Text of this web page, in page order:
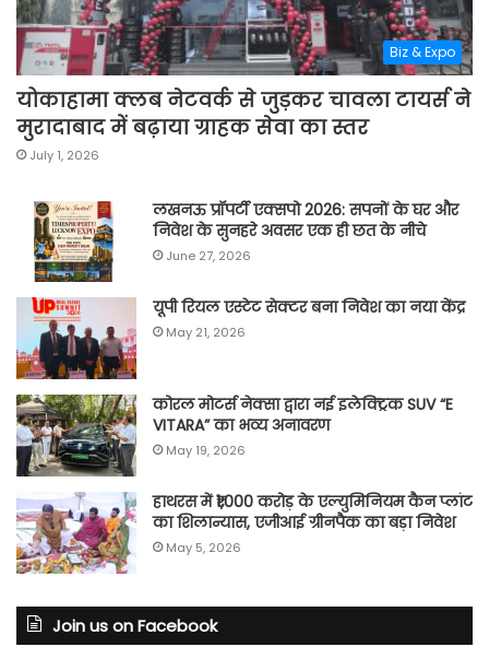
Biz & Expo
योकाहामा क्लब नेटवर्क से जुड़कर चावला टायर्स ने
मुरादाबाद में बढ़ाया ग्राहक सेवा का स्तर
July 1, 2026
लखनऊ प्रॉपर्टी एक्सपो 2026: सपनों के घर और
निवेश के सुनहरे अवसर एक ही छत के नीचे
June 27, 2026
यूपी रियल एस्टेट सेक्टर बना निवेश का नया केंद्र
May 21, 2026
कोरल मोटर्स नेक्सा द्वारा नई इलेक्ट्रिक SUV “E
VITARA” का भव्य अनावरण
May 19, 2026
हाथरस में ₹1,000 करोड़ के एल्युमिनियम कैन प्लांट
का शिलान्यास, एजीआई ग्रीनपैक का बड़ा निवेश
May 5, 2026
Join us on Facebook